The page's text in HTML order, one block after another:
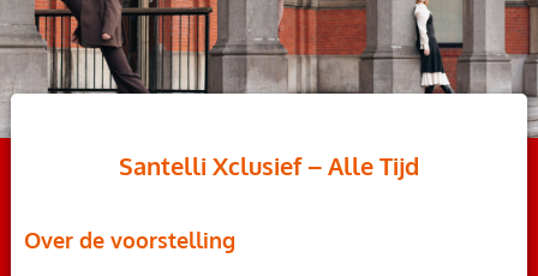
Santelli Xclusief – Alle Tijd
Over de voorstelling